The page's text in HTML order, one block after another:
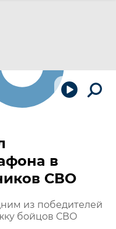
в
СВО
из победителей
бойцов СВО